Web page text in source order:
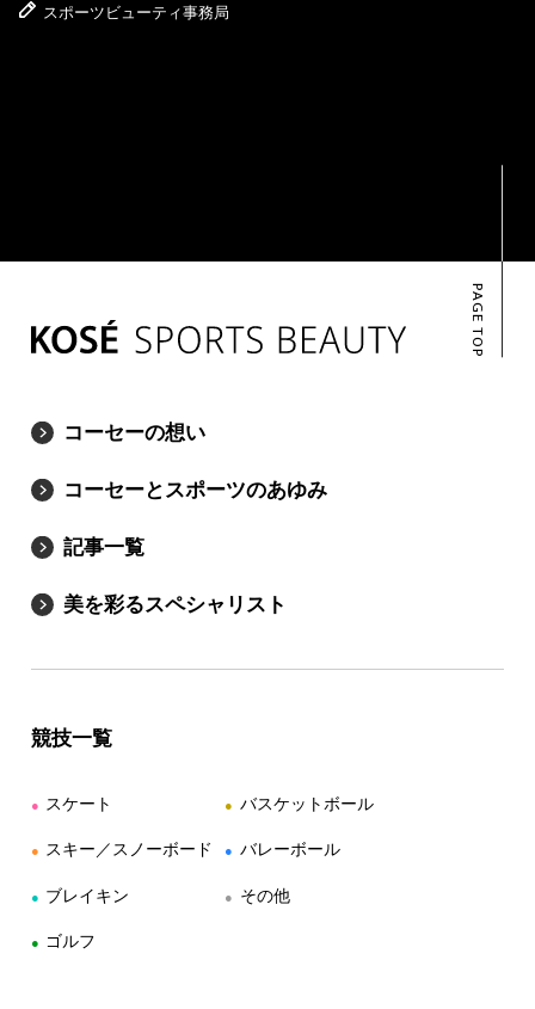
スポーツビューティ事務局
PAGE TOP
コーセーの想い
コーセーとスポーツのあゆみ
記事一覧
美を彩るスペシャリスト
競技一覧
● スケート
● スキー／スノーボード
● ブレイキン
● ゴルフ
● バスケットボール
● バレーボール
● その他